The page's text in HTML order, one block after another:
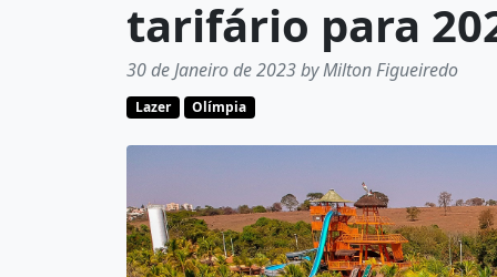
tarifário para
30 de Janeiro de 2023 by Milton Figueiredo
Lazer Olímpia